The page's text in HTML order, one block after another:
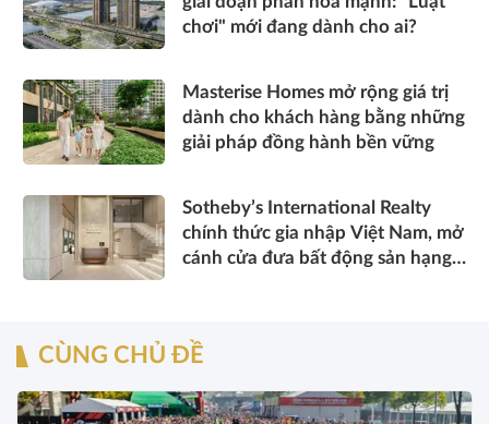
chơi" mới đang dành cho ai?
Masterise Homes mở rộng giá trị
dành cho khách hàng bằng những
giải pháp đồng hành bền vững
Sotheby’s International Realty
chính thức gia nhập Việt Nam, mở
cánh cửa đưa bất động sản hạng
CÙNG CHỦ ĐỀ